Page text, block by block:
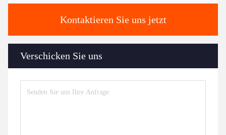
Kontaktieren Sie uns jetzt
Verschicken Sie uns